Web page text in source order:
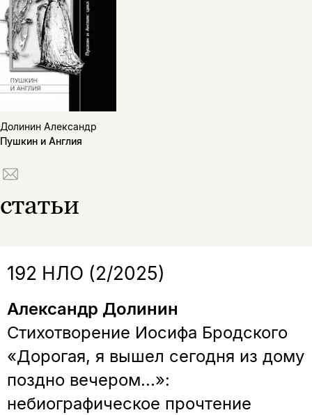
Долинин Александр
Пушкин и Англия
статьи
192 НЛО (2/2025)
Александр Долинин
Стихотворение Иосифа Бродского
«Дорогая, я вышел сегодня из дому
поздно вечером...»:
небиографическое прочтение